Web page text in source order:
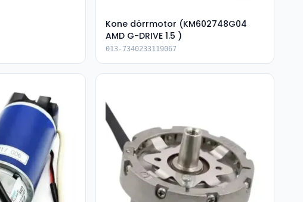
Kone dörrmotor (KM602748G04
AMD G-DRIVE 1.5 )
013-7340233119067